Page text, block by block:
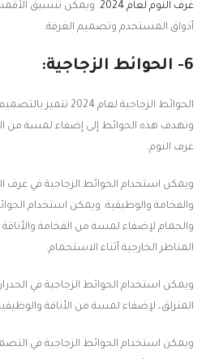
غرف النوم لعام 2024
. ويمكن تنسيق
أذواق المستخدم وتصميم الغرفة.
6- الحوائط الزجاجية:
الحوائط الزجاجية لعام
وتهدف هذه الحوائط إلى إضفاء لمسة من
غرف النوم.
ويمكن استخدام الحوائط الزجاجية في غرف
والفخامة والوظيفية. ويمكن استخدام
والحمام لإضفاء لمسة من الفخامة
المناظر الخارجية أثناء الاستحمام.
ويمكن استخدام الحوائط الزجاجية في
المنزلق، لإضفاء لمسة من الأناقة
ويمكن استخدام الحوائط الزجاجية في